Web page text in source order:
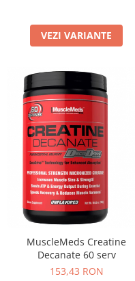
VEZI VARIANTE
MuscleMeds Creatine
Decanate 60 serv
153,43 RON